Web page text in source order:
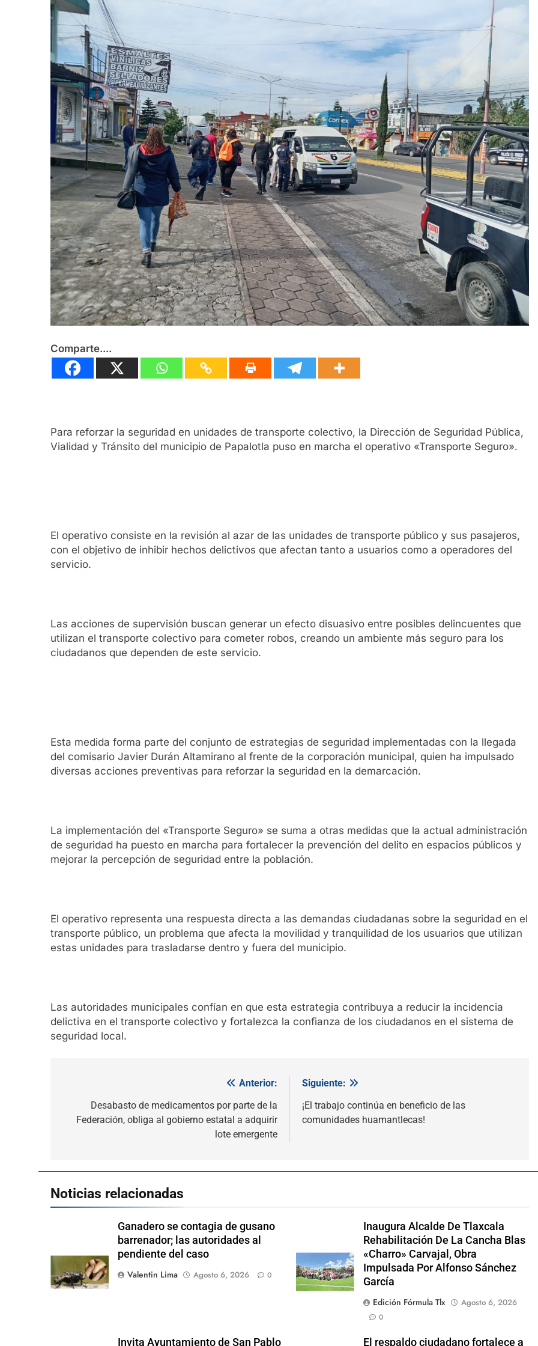
César Gastélum es asesinado durante una transmisión en vido en Sinaloa
En Tailandia un futbolista muere tras ser alcanzado por un rayo durante un
Agosto 6, 2026
Comparte....
Para reforzar la seguridad en unidades de transporte colectivo, la Dirección de Seguridad Pública,
Vialidad y Tránsito del municipio de Papalotla puso en marcha el operativo «Transporte Seguro».
El operativo consiste en la revisión al azar de las unidades de transporte público y sus pasajeros,
con el objetivo de inhibir hechos delictivos que afectan tanto a usuarios como a operadores del
servicio.
Las acciones de supervisión buscan generar un efecto disuasivo entre posibles delincuentes que
utilizan el transporte colectivo para cometer robos, creando un ambiente más seguro para los
ciudadanos que dependen de este servicio.
Esta medida forma parte del conjunto de estrategias de seguridad implementadas con la llegada
del comisario Javier Durán Altamirano al frente de la corporación municipal, quien ha impulsado
diversas acciones preventivas para reforzar la seguridad en la demarcación.
La implementación del «Transporte Seguro» se suma a otras medidas que la actual administración
de seguridad ha puesto en marcha para fortalecer la prevención del delito en espacios públicos y
mejorar la percepción de seguridad entre la población.
El operativo representa una respuesta directa a las demandas ciudadanas sobre la seguridad en el
transporte público, un problema que afecta la movilidad y tranquilidad de los usuarios que utilizan
estas unidades para trasladarse dentro y fuera del municipio.
Las autoridades municipales confían en que esta estrategia contribuya a reducir la incidencia
delictiva en el transporte colectivo y fortalezca la confianza de los ciudadanos en el sistema de
seguridad local.
Anterior:
Desabasto de medicamentos por parte de la
Federación, obliga al gobierno estatal a adquirir
lote emergente
Siguiente:
¡El trabajo continúa en beneficio de las
comunidades huamantlecas!
Noticias relacionadas
Ganadero se contagia de gusano
barrenador; las autoridades al
pendiente del caso
Valentin Lima
Agosto 6, 2026 0
Inaugura Alcalde De Tlaxcala
Rehabilitación De La Cancha Blas
«Charro» Carvajal, Obra
Impulsada Por Alfonso Sánchez
García
Edición Fórmula Tlx
Agosto 6, 2026
0
Invita Ayuntamiento de San Pablo El respaldo ciudadano fortalece a